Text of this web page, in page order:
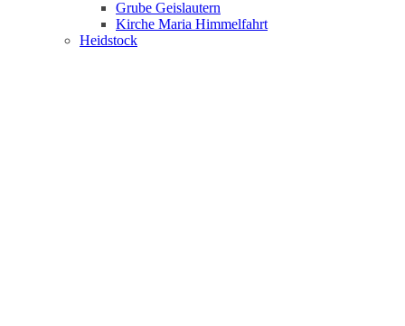
Grube Geislautern
Kirche Maria Himmelfahrt
Heidstock